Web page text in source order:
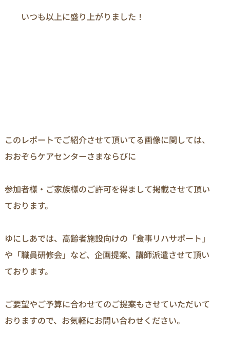
いつも以上に盛り上がりました！
このレポートでご紹介させて頂いてる画像に関しては、
おおぞらケアセンターさまならびに
参加者様・ご家族様のご許可を得まして掲載させて頂い
ております。
ゆにしあでは、高齢者施設向けの「食事リハサポート」
や「職員研修会」など、企画提案、講師派遣させて頂い
ております。
ご要望やご予算に合わせてのご提案もさせていただいて
おりますので、お気軽にお問い合わせください。